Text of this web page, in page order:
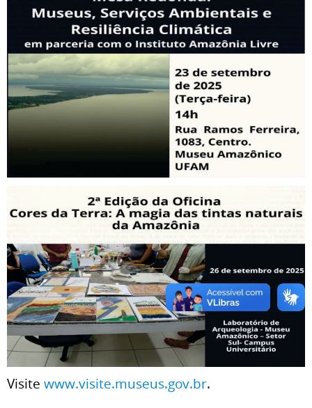
Visite www.visite.museus.gov.br.